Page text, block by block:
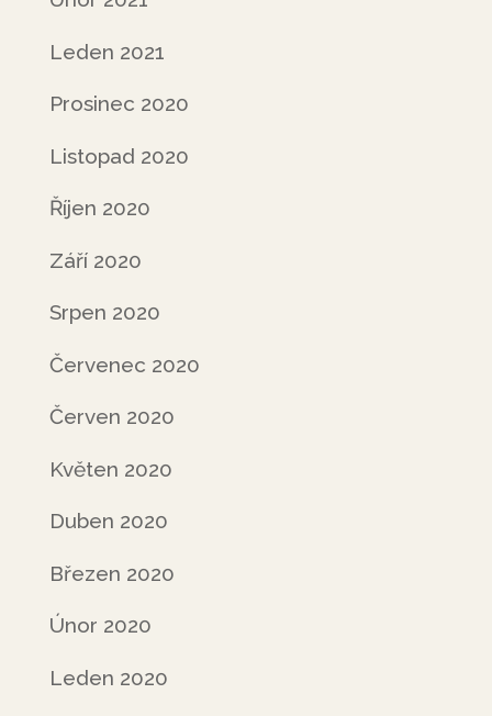
Leden 2021
Prosinec 2020
Listopad 2020
Říjen 2020
Září 2020
Srpen 2020
Červenec 2020
Červen 2020
Květen 2020
Duben 2020
Březen 2020
Únor 2020
Leden 2020